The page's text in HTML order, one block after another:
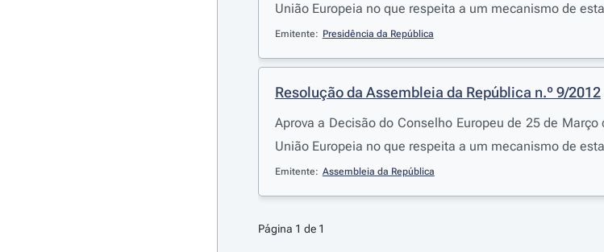
União Europeia no que respeita a um mecanismo de
Emitente: Presidência da República
Resolução da Assembleia da República n.º 9/2012
Aprova a Decisão do Conselho Europeu de 25 de
União Europeia no que respeita a um mecanismo de
Emitente: Assembleia da República
Página 1 de 1